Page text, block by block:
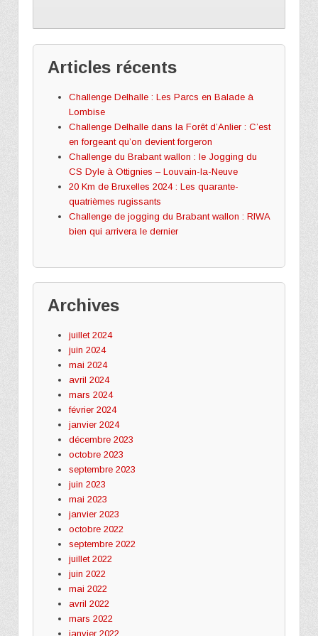
Articles récents
Challenge Delhalle : Les Parcs en Balade à
Lombise
Challenge Delhalle dans la Forêt d’Anlier : C’est
en forgeant qu’on devient forgeron
Challenge du Brabant wallon : le Jogging du
CS Dyle à Ottignies – Louvain-la-Neuve
20 Km de Bruxelles 2024 : Les quarante-
quatrièmes rugissants
Challenge de jogging du Brabant wallon : RIWA
bien qui arrivera le dernier
Archives
juillet 2024
juin 2024
mai 2024
avril 2024
mars 2024
février 2024
janvier 2024
décembre 2023
octobre 2023
septembre 2023
juin 2023
mai 2023
janvier 2023
octobre 2022
septembre 2022
juillet 2022
juin 2022
mai 2022
avril 2022
mars 2022
janvier 2022